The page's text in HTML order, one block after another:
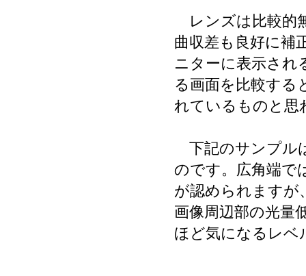
レンズは比較的
曲収差も良好に補
ニターに表示され
る画面を比較する
れているものと思
下記のサンプル
のです。広角端で
が認められますが
画像周辺部の光量
ほど気になるレベ